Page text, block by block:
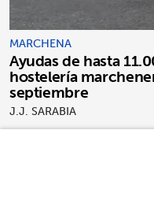
MARCHENA
Ayudas de hasta
hostelería
septiembre
J.J. SARABIA